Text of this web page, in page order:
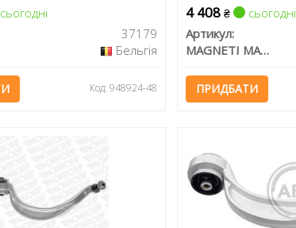
37179
Бельгія
Код: 948924-48
4 408 ₴
сьогодні
Артикул:
MAGNETI MARELLI
ПРИДБАТИ